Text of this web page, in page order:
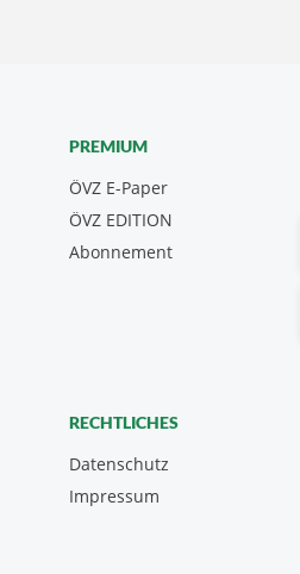
PREMIUM
ÖVZ E-Paper
Abonnement
ÖVZ EDITION
RECHTLICHES
Datenschutz
Impressum